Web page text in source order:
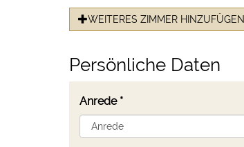
WEITERES ZIMMER HINZUFÜGEN
Persönliche Daten
Anrede*